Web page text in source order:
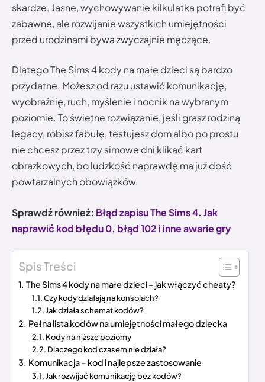
skardze. Jasne, wychowywanie kilkulatka potrafi być
zabawne, ale rozwijanie wszystkich umiejętności
przed urodzinami bywa zwyczajnie męczące.
Dlatego The Sims 4 kody na małe dzieci są bardzo
przydatne. Możesz od razu ustawić komunikację,
wyobraźnię, ruch, myślenie i nocnik na wybranym
poziomie. To świetne rozwiązanie, jeśli grasz rodziną
legacy, robisz fabułę, testujesz dom albo po prostu
nie chcesz przez trzy simowe dni klikać kart
obrazkowych, bo ludzkość naprawdę ma już dość
powtarzalnych obowiązków.
Sprawdź również: Błąd zapisu The Sims 4. Jak
naprawić kod błędu 0, błąd 102 i inne awarie gry
Spis Treści
The Sims 4 kody na małe dzieci – jak włączyć cheaty?
Czy kody działają na konsolach?
Jak działa schemat kodów?
Pełna lista kodów na umiejętności małego dziecka
Kody na niższe poziomy
Dlaczego kod czasem nie działa?
Komunikacja – kod i najlepsze zastosowanie
Jak rozwijać komunikację bez kodów?